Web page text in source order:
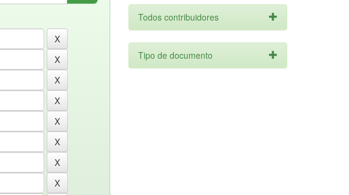
Todos contribuidores
Tipo de documento